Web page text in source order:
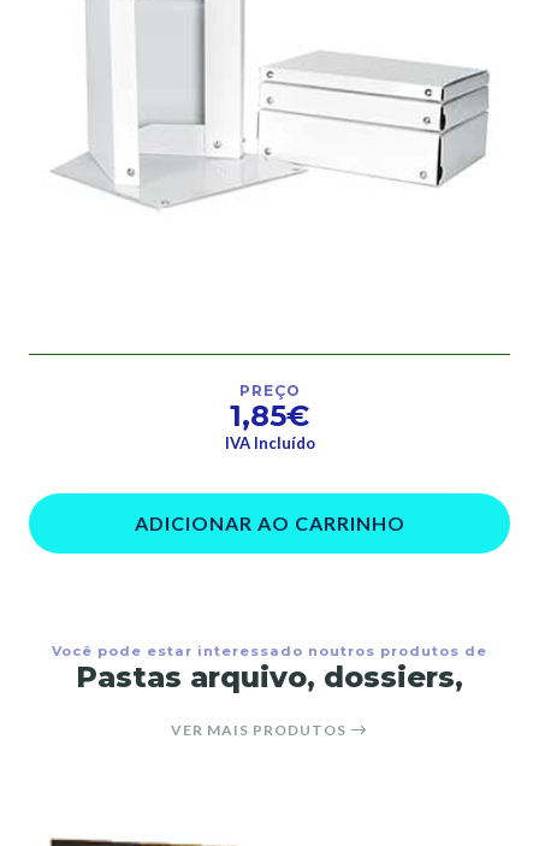
PREÇO
1,85€
IVA Incluído
ADICIONAR AO CARRINHO
Você pode estar interessado noutros produtos de
Pastas arquivo, dossiers,
VER MAIS PRODUTOS